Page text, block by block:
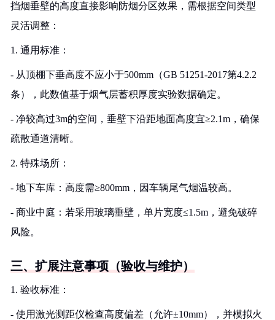
挡烟垂壁的高度直接影响防烟分区效果，需根据空间类型
灵活调整：
1. 通用标准：
- 从顶棚下垂高度不应小于500mm（GB 51251-2017第4.2.2
条），此数值基于烟气层蓄积厚度实验数据确定。
- 净较高过3m的空间，垂壁下沿距地面高度宜≥2.1m，确保
疏散通道清晰。
2. 特殊场所：
- 地下车库：高度需≥800mm，因车辆尾气烟温较高。
- 商业中庭：若采用玻璃垂壁，单片宽度≤1.5m，避免破碎
风险。
三、扩展注意事项（验收与维护）
1. 验收标准：
- 使用激光测距仪检查高度偏差（允许±10mm），并模拟火